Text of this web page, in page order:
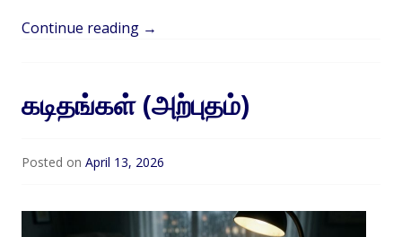
Continue reading →
கடிதங்கள் (அற்புதம்)
Posted on April 13, 2026